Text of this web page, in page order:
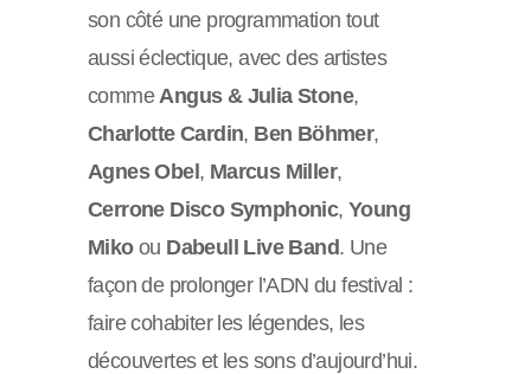
son côté une programmation tout
aussi éclectique, avec des artistes
comme Angus & Julia Stone,
Charlotte Cardin, Ben Böhmer,
Agnes Obel, Marcus Miller,
Cerrone Disco Symphonic,Young
Mikoou Dabeull Live Band. Une
façon de prolonger l’ADN du festival :
faire cohabiter les légendes, les
découvertes et les sons d’aujourd’hui.